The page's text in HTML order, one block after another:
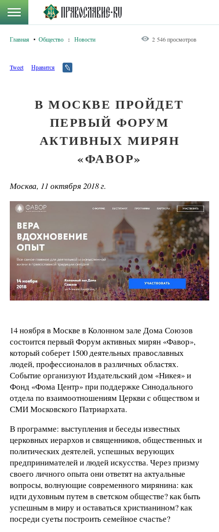
Главная Общество : Новости 2 546 просмотров
Tweet Нравится
В МОСКВЕ ПРОЙДЕТ
ПЕРВЫЙ ФОРУМ
АКТИВНЫХ МИРЯН
«ФАВОР»
Москва, 11 октября 2018 г.
14 ноября в Москве в Колонном зале Дома Союзов
состоится первый Форум активных мирян «Фавор»,
который соберет 1500 деятельных православных
людей, профессионалов в различных областях.
Событие организуют Издательский дом «Никея» и
Фонд «Фома Центр» при поддержке Синодального
отдела по взаимоотношениям Церкви с обществом и
СМИ Московского Патриархата.
В программе: выступления и беседы известных
церковных иерархов и священников, общественных и
политических деятелей, успешных верующих
предпринимателей и людей искусства. Через призму
своего личного опыта они ответят на актуальные
вопросы, волнующие современного мирянина: как
идти духовным путем в светском обществе? как быть
успешным в миру и оставаться христианином? как
посреди суеты построить семейное счастье?